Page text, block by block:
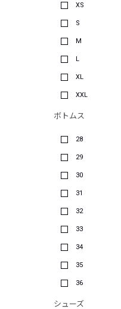
XS
S
M
L
XL
XXL
ボトムス
28
29
30
31
32
33
34
35
36
シューズ